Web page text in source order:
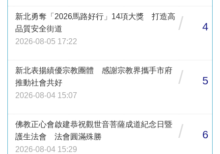
新北勇奪「2026馬路好行」14項大獎 打造高
品質安全街道
2026-08-05 17:22
/ 4
新北表揚績優宗教團體 感謝宗教界攜手市府
推動社會共好
2026-08-04 15:07
/ 5
佛教正心會啟建恭祝觀世音菩薩成道紀念日暨
護生法會 法會圓滿殊勝
2026-08-04 15:29
/ 6